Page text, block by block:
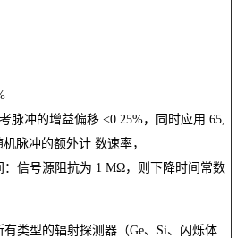
脉冲的增益偏移 <0.25%，同时应用 65,
脉冲的额外计 数速率，
：信号源阻抗为 1 MΩ，则下降时间常数
类型的辐射探测器（Ge、Si、闪烁体